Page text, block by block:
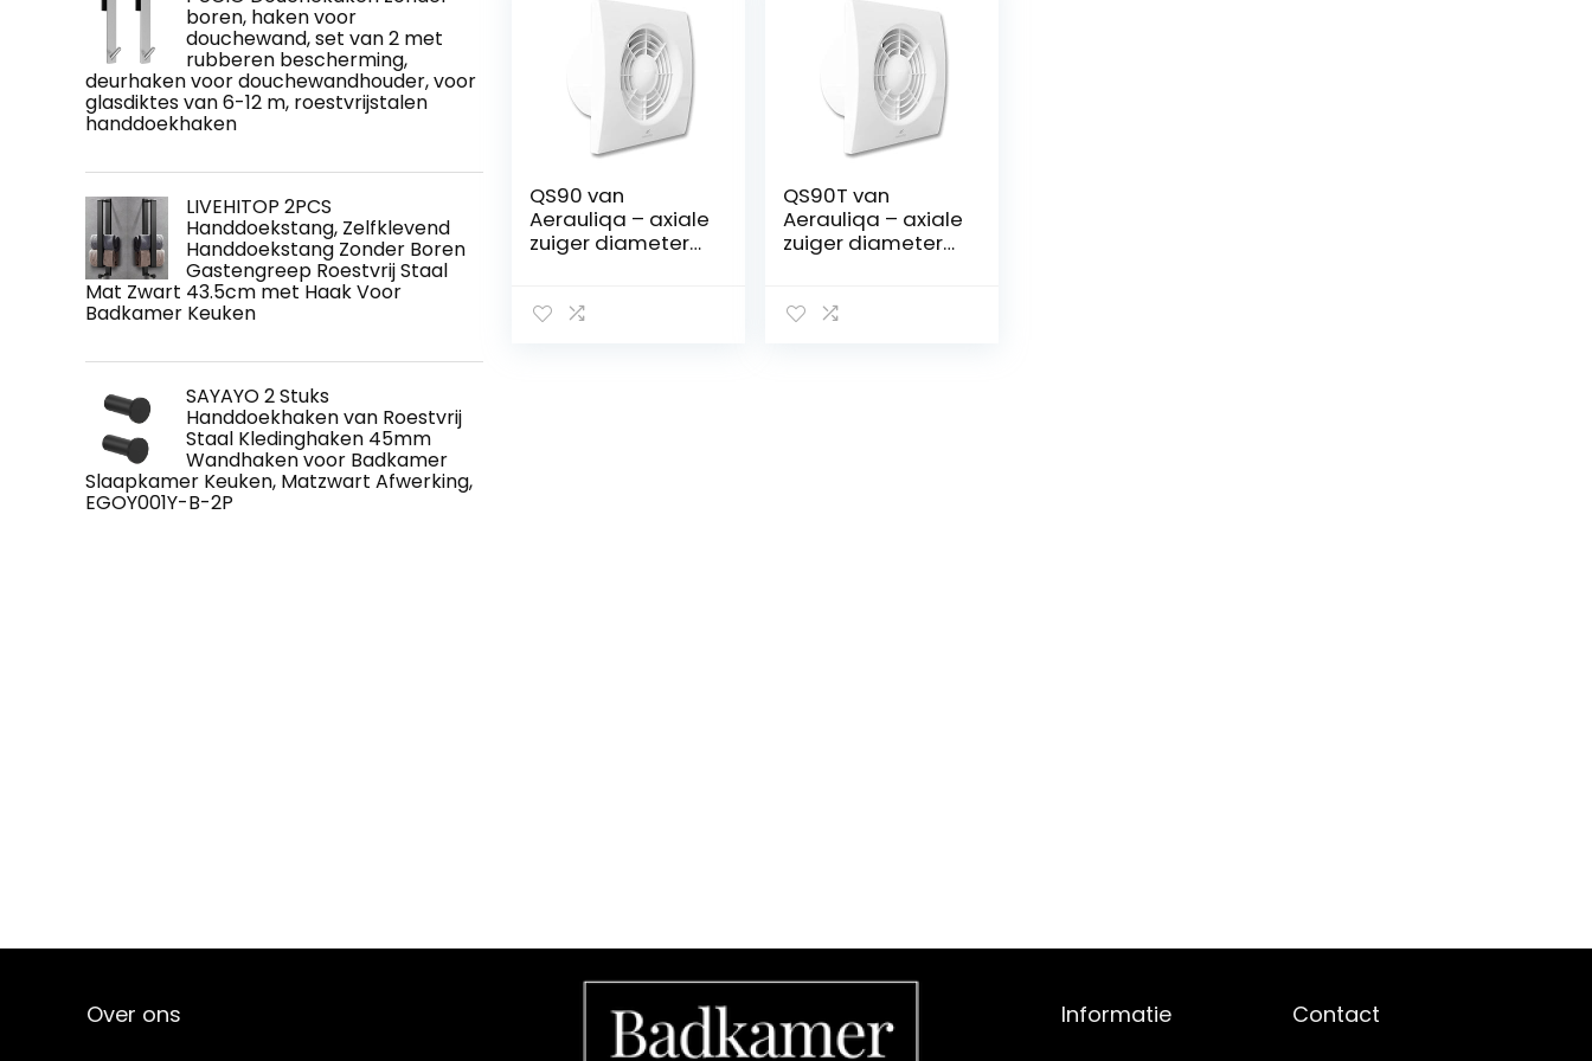
boren, haken voor
douchewand, set van 2 met
rubberen bescherming,
deurhaken voor douchewandhouder, voor
glasdiktes van 6-12 m, roestvrijstalen
handdoekhaken
LIVEHITOP 2PCS
Handdoekstang, Zelfklevend
Handdoekstang Zonder Boren
Gastengreep Roestvrij Staal
Mat Zwart 43.5cm met Haak Voor
Badkamer Keuken
SAYAYO 2 Stuks
Handdoekhaken van Roestvrij
Staal Kledinghaken 45mm
Wandhaken voor Badkamer
Slaapkamer Keuken, Matzwart Afwerking,
EGOY001Y-B-2P
QS90 van
Aerauliqa – axiale
zuiger diameter
003171
QS90T van
Aerauliqa – axiale
zuiger diameter
met timer
Over ons Informatie Contact